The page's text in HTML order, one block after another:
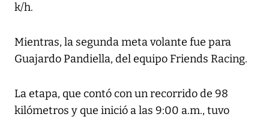
k/h.
Mientras, la segunda meta volante fue para
Guajardo Pandiella, del equipo Friends Racing.
La etapa, que contó con un recorrido de 98
kilómetros y que inició a las 9:00 a.m., tuvo